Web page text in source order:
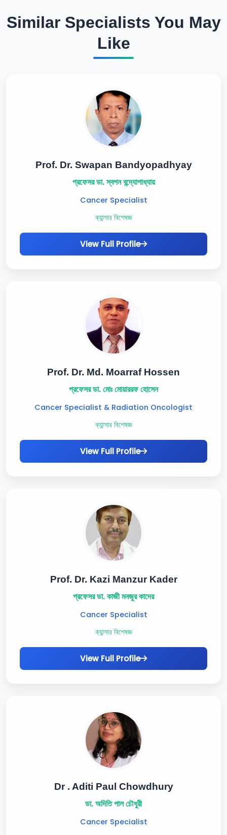
Similar Specialists You May
Like
Prof. Dr. Swapan Bandyopadhyay
প্রফেসর ডা. স্বপন বন্দ্যোপাধ্যায়
Cancer Specialist
ক্যান্সার বিশেষজ্ঞ
View Full Profile
Prof. Dr. Md. Moarraf Hossen
প্রফেসর ডা. মোঃ মোয়াররফ হোসেন
Cancer Specialist & Radiation Oncologist
ক্যান্সার বিশেষজ্ঞ
View Full Profile
Prof. Dr. Kazi Manzur Kader
প্রফেসর ডা. কাজী মনজুর কাদের
Cancer Specialist
ক্যান্সার বিশেষজ্ঞ
View Full Profile
Dr . Aditi Paul Chowdhury
ডা. অদিতি পাল চৌধুরী
Cancer Specialist